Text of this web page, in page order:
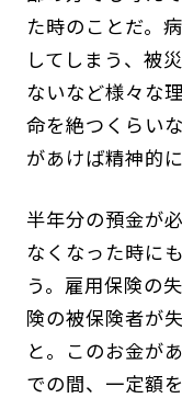
た時のことだ。
してしまう、被
ないなど様々な
命を絶つくらい
があけば精神的
半年分の預金が
なくなった時に
う。雇用保険の
険の被保険者が
と。このお金が
での間、一定額